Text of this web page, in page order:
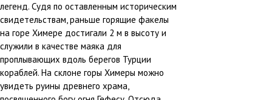
легенд. Судя по оставленным историческим
свидетельствам, раньше горящие факелы
на горе Химере достигали 2 м в высоту и
служили в качестве маяка для
проплывающих вдоль берегов Турции
кораблей. На склоне горы Химеры можно
увидеть руины древнего храма,